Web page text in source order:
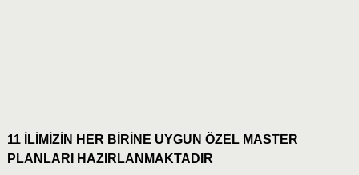
11 İLİMİZİN HER BİRİNE UYGUN ÖZEL MASTER
PLANLARI HAZIRLANMAKTADIR